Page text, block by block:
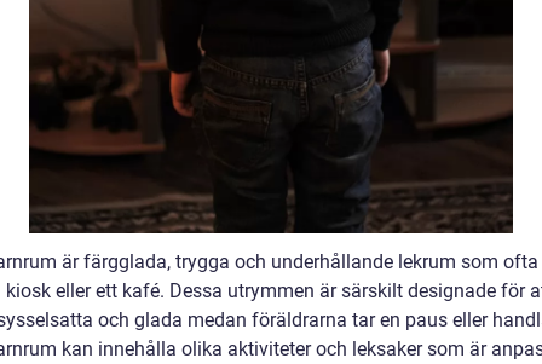
är färgglada, trygga och underhållande lekrum som
kiosk eller ett kafé. Dessa utrymmen är särskilt designade för
och glada medan föräldrarna tar en paus eller
kan innehålla olika aktiviteter och leksaker som är